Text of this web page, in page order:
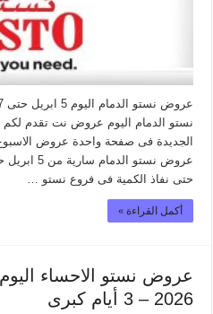
نستو الدمام اليوم عروض نت تقدم
الجديدة فى صفحة واحدة عروض
حتى نفاذ الكمية فى فروع نستو …
أكمل القراءة »
2026 – 3 أيام كبرى